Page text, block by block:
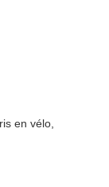
en vélo,